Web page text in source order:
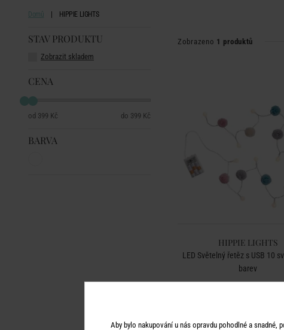
Domů HIPPIE LIGHTS
STAV PRODUKTU
Zobrazit skladem
CENA
399 Kč 399 Kč
BARVA
Zobrazeno 1 produktů
HIPPIE LIGHTS
LED Světelný řetěz s USB 10
barev
Aby bylo nakupování u nás opravdu pohodlné a